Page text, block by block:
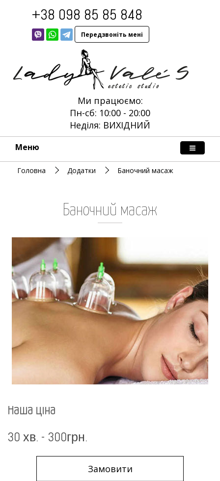
+38 098 85 85 848
Передзвоніть мені
Ми працюємо:
Пн-сб: 10:00 - 20:00
Неділя: ВИХІДНИЙ
Меню
Головна Додатки Баночний масаж
Баночний масаж
Наша ціна
30 хв. - 300грн.
Замовити